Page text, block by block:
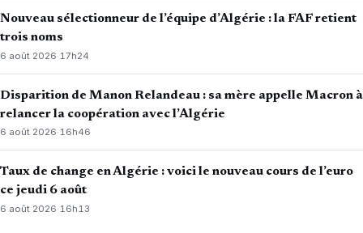
Nouveau sélectionneur de l’équipe d’Algérie : la FAF retient
trois noms
6 août 2026·17h24
Disparition de Manon Relandeau : sa mère appelle Macron à
relancer la coopération avec l’Algérie
6 août 2026·16h46
Taux de change en Algérie : voici le nouveau cours de l’euro
ce jeudi 6 août
6 août 2026· 16h13